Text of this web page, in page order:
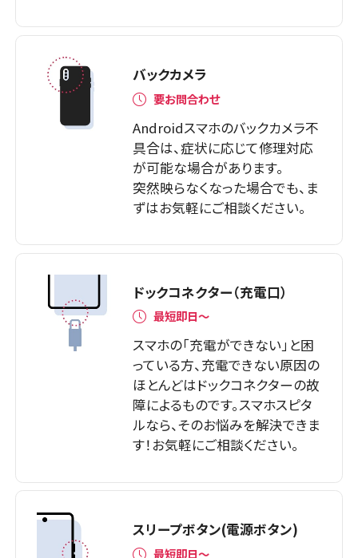
バックカメラ
要お問合わせ
Androidスマホのバックカメラ不
具合は、症状に応じて修理対応
が可能な場合があります。
突然映らなくなった場合でも、ま
ずはお気軽にご相談ください。
ドックコネクター（充電口）
最短即日～
スマホの「充電ができない」と困
っている方、充電できない原因の
ほとんどはドックコネクターの故
障によるものです。スマホスピタ
ルなら、そのお悩みを解決できま
す！お気軽にご相談ください。
スリープボタン(電源ボタン)
最短即日〜